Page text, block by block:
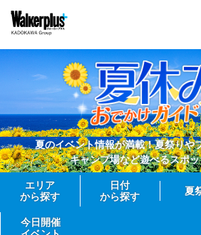
夏のイベント情報が満載！夏祭りや
キャンプ場など遊べるスポ
エリア
から探す
日付
から探す
夏
今日開催